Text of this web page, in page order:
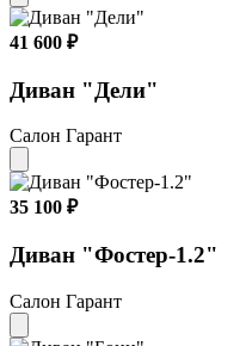
41 600 ₽
Диван "Дели"
Салон Гарант
35 100 ₽
Диван "Фостер-1.2"
Салон Гарант